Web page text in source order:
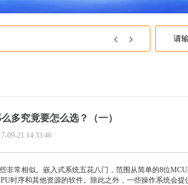
英尚微获得灵动微
多究竟要怎么选？（一）
09-21 14:33:46
常相似。嵌入式系统五花八门，范围从简单的8位
时序和其他资源的软件。除此之外，一些操作系统会